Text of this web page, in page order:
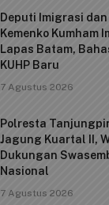
p
p
n
k
Deputi Imigrasi
Kemenko Kumham
Lapas Batam,
KUHP Baru
7 Agustus 2026
Polresta
Jagung Kuartal II,
Dukungan
Nasional
7 Agustus 2026